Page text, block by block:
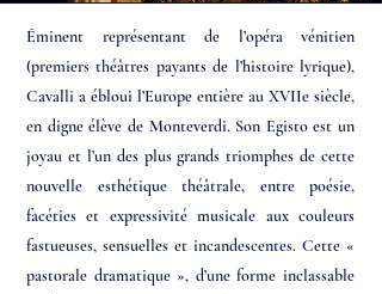
Éminent représentant de l’opéra vénitien
(premiers théâtres payants de l’histoire lyrique),
Cavalli a ébloui l’Europe entière au XVIIe siècle,
en digne élève de Monteverdi. Son Egisto est un
joyau et l’un des plus grands triomphes de cette
nouvelle esthétique théâtrale, entre poésie,
facéties et expressivité musicale aux couleurs
fastueuses, sensuelles et incandescentes. Cette «
pastorale dramatique », d’une forme inclassable